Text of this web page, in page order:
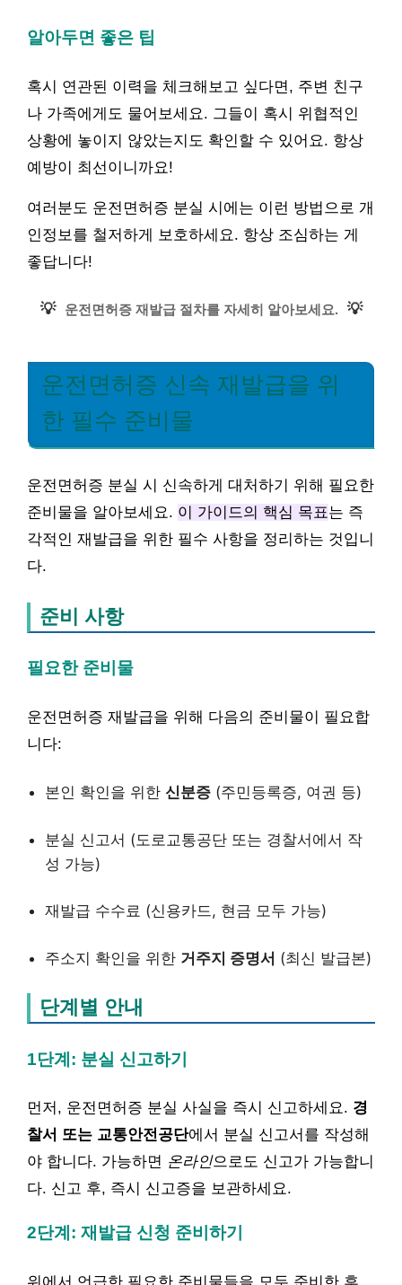
알아두면 좋은 팁
혹시 연관된 이력을 체크해보고 싶다면, 주변 친구
나 가족에게도 물어보세요. 그들이 혹시 위협적인
상황에 놓이지 않았는지도 확인할 수 있어요. 항상
예방이 최선이니까요!
여러분도 운전면허증 분실 시에는 이런 방법으로 개
인정보를 철저하게 보호하세요. 항상 조심하는 게
좋답니다!
💡 운전면허증 재발급 절차를 자세히 알아보세요. 💡
운전면허증 신속 재발급을 위
한 필수 준비물
운전면허증 분실 시 신속하게 대처하기 위해 필요한
준비물을 알아보세요. 이 가이드의 핵심 목표는 즉
각적인 재발급을 위한 필수 사항을 정리하는 것입니
다.
준비 사항
필요한 준비물
운전면허증 재발급을 위해 다음의 준비물이 필요합
니다:
본인 확인을 위한 신분증 (주민등록증, 여권 등)
분실 신고서 (도로교통공단 또는 경찰서에서 작
성 가능)
재발급 수수료 (신용카드, 현금 모두 가능)
주소지 확인을 위한 거주지 증명서 (최신 발급본)
단계별 안내
1단계: 분실 신고하기
먼저, 운전면허증 분실 사실을 즉시 신고하세요. 경
찰서 또는 교통안전공단에서 분실 신고서를 작성해
야 합니다. 가능하면 온라인으로도 신고가 가능합니
다. 신고 후, 즉시 신고증을 보관하세요.
2단계: 재발급 신청 준비하기
위에서 언급한 필요한 준비물들을 모두 준비한 후,